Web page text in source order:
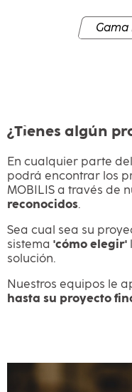
Gama
¿Tienes algún
En cualquier parte
podrá encontrar los
MOBILIS a través de
reconocidos.
Sea cual sea su
sistema 'cómo elegir'
solución.
Nuestros equipos le
hasta su proyecto